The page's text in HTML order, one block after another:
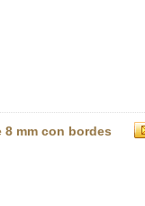
mm con bordes